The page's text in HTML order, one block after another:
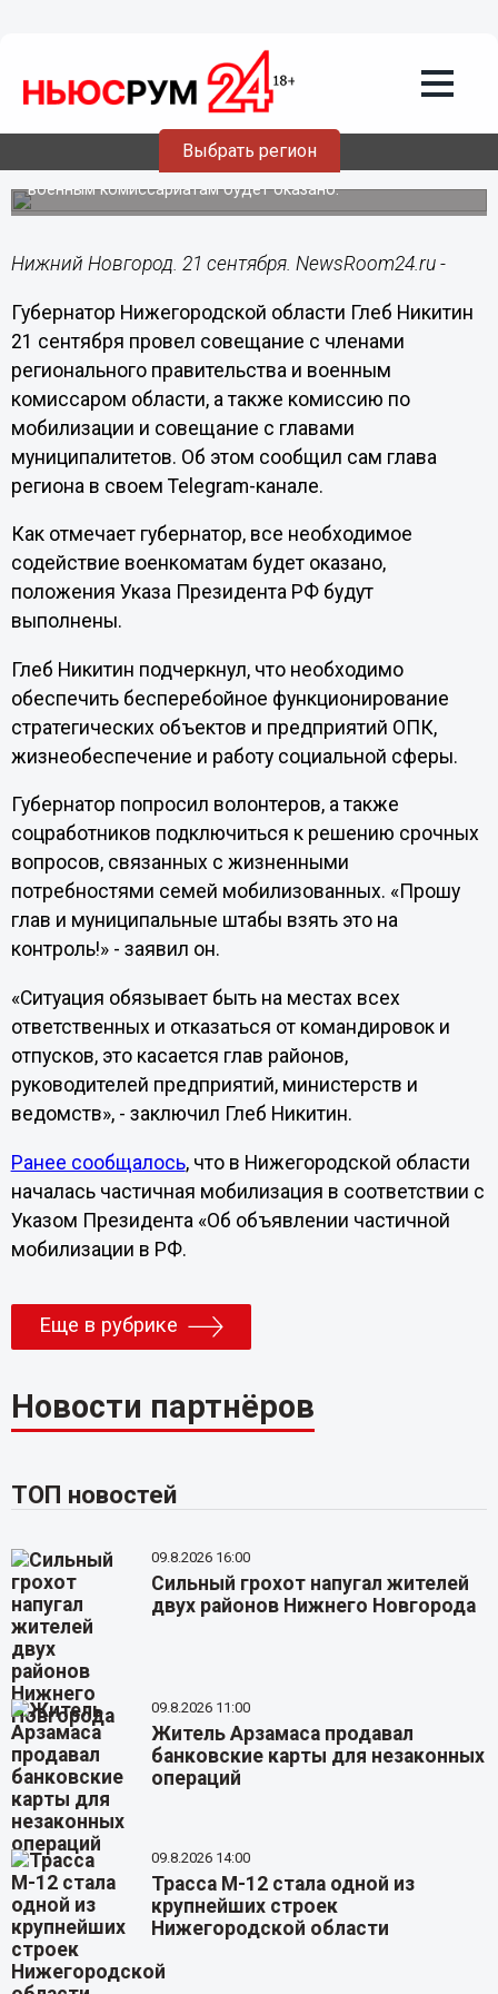
Выбрать регион
Глеб Никитин провел совещание с
членами регионального правительства
и комиссию по мобилизации
По словам губернатора, все необходимое содействие
военным комиссариатам будет оказано.
Нижний Новгород. 21 сентября. NewsRoom24.ru -
Губернатор Нижегородской области Глеб Никитин
21 сентября провел совещание с членами
регионального правительства и военным
комиссаром области, а также комиссию по
мобилизации и совещание с главами
муниципалитетов. Об этом сообщил сам глава
региона в своем Telegram-канале.
Как отмечает губернатор, все необходимое
содействие военкоматам будет оказано,
положения Указа Президента РФ будут
выполнены.
Глеб Никитин подчеркнул, что необходимо
обеспечить бесперебойное функционирование
стратегических объектов и предприятий ОПК,
жизнеобеспечение и работу социальной сферы.
Губернатор попросил волонтеров, а также
соцработников подключиться к решению срочных
вопросов, связанных с жизненными
потребностями семей мобилизованных. «Прошу
глав и муниципальные штабы взять это на
контроль!» - заявил он.
«Ситуация обязывает быть на местах всех
ответственных и отказаться от командировок и
отпусков, это касается глав районов,
руководителей предприятий, министерств и
ведомств», - заключил Глеб Никитин.
Ранее сообщалось, что в Нижегородской области
началась частичная мобилизация в соответствии с
Указом Президента «Об объявлении частичной
мобилизации в РФ.
Еще в рубрике
Новости партнёров
ТОП новостей
09.8.2026 16:00
Сильный грохот напугал жителей
двух районов Нижнего Новгорода
09.8.2026 11:00
Житель Арзамаса продавал
банковские карты для незаконных
операций
09.8.2026 14:00
Трасса М-12 стала одной из
крупнейших строек
Нижегородской области